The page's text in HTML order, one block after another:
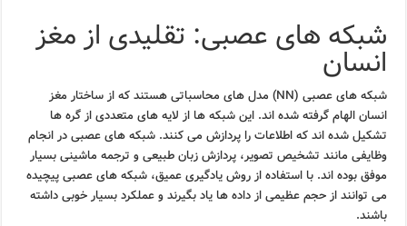
شبکه های عصبی: تقلیدی از مغز
انسان
شبکه های عصبی (NN) مدل های محاسباتی هستند که از ساختار مغز
انسان الهام گرفته شده اند. این شبکه ها از لایه های متعددی از گره ها
تشکیل شده اند که اطلاعات را پردازش می کنند. شبکه های عصبی در انجام
وظایفی مانند تشخیص تصویر، پردازش زبان طبیعی و ترجمه ماشینی بسیار
موفق بوده اند. با استفاده از روش یادگیری عمیق، شبکه های عصبی پیچیده
می توانند از حجم عظیمی از داده ها یاد بگیرند و عملکرد بسیار خوبی داشته
باشند.